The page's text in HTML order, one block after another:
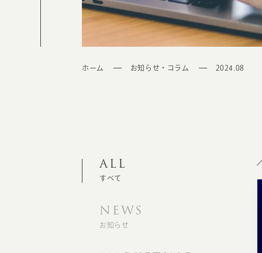
ホーム お知らせ・コラム 2024.08
ALL
すべて
NEWS
お知らせ